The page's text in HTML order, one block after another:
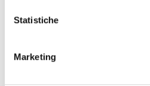
Statistiche
Marketing